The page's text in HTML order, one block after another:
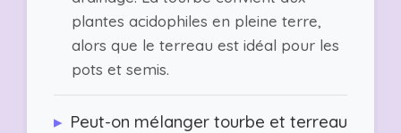
plantes acidophiles en pleine terre,
alors que le terreau est idéal pour les
pots et semis.
▸ Peut-on mélanger tourbe et terreau